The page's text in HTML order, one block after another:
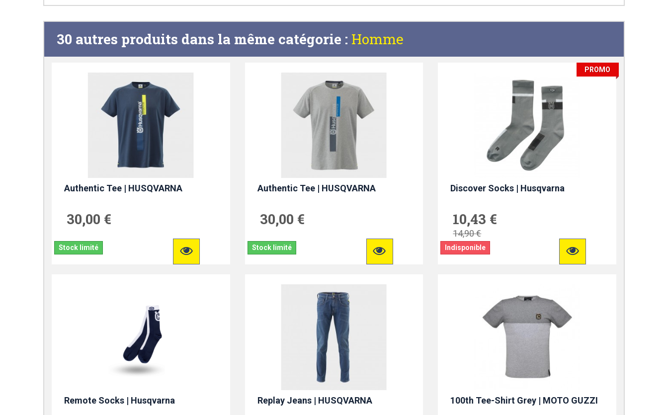
30 autres produits dans la même catégorie : Homme
Authentic Tee | HUSQVARNA
30,00 €
Stock limité
Authentic Tee | HUSQVARNA
30,00 €
Stock limité
PROMO
Discover Socks | Husqvarna
10,43 €
14,90 €
Indisponible
Remote Socks | Husqvarna Replay Jeans | HUSQVARNA 100th Tee-Shirt Grey | MOTO GUZZI